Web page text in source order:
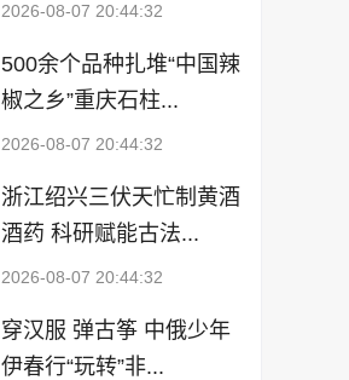
2026-08-07 20:44:32
500余个品种扎堆“中国辣
椒之乡”重庆石柱...
2026-08-07 20:44:32
浙江绍兴三伏天忙制黄酒
酒药 科研赋能古法...
2026-08-07 20:44:32
穿汉服 弹古筝 中俄少年
伊春行“玩转”非...